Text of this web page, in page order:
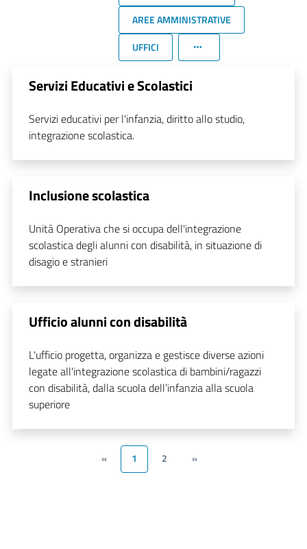
AREE AMMINISTRATIVE
UFFICI
Servizi Educativi e Scolastici
Servizi educativi per l'infanzia, diritto allo studio,
integrazione scolastica.
Inclusione scolastica
Unità Operativa che si occupa dell'integrazione
scolastica degli alunni con disabilità, in situazione di
disagio e stranieri
Ufficio alunni con disabilità
L'ufficio progetta, organizza e gestisce diverse azioni
legate all'integrazione scolastica di bambini/ragazzi
con disabilità, dalla scuola dell’infanzia alla scuola
superiore
« 1 2 »